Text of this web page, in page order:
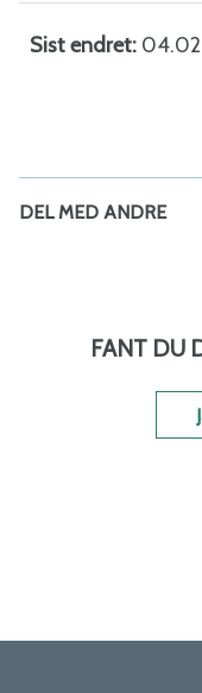
Sist endret
DEL MED ANDRE
FANT DU